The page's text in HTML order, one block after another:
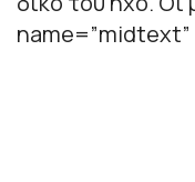
name=”midtext”